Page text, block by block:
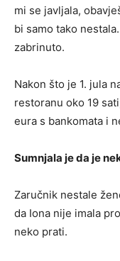
mi se javljala,
bi samo tako
zabrinuto.
Nakon što je 1. jula
restoranu oko 19
eura s bankomata i
Sumnjala je da je
Zaručnik nestale
da Iona nije imala
neko prati.